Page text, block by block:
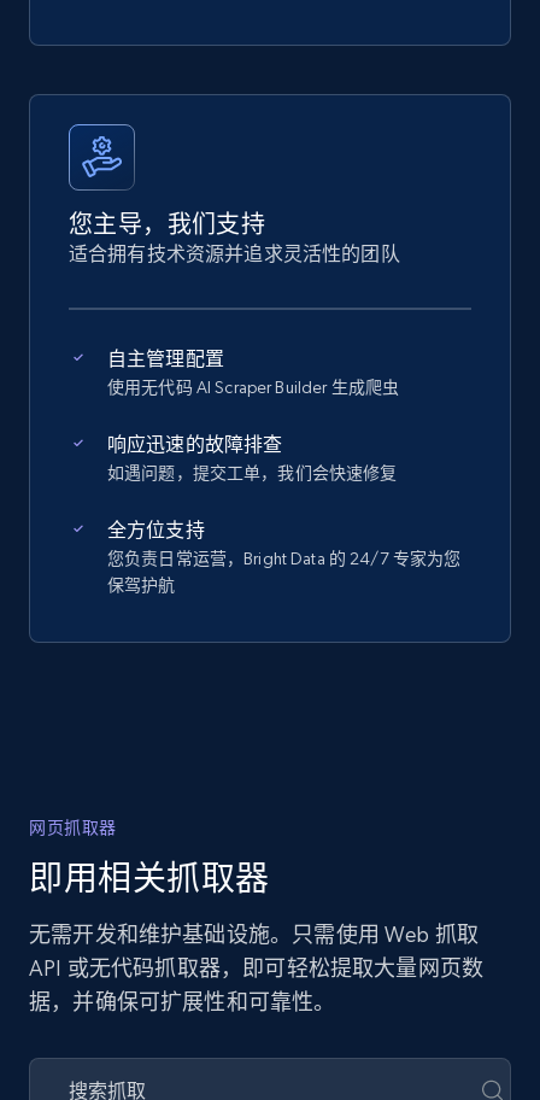
您主导，我们支持
适合拥有技术资源并追求灵活性的团队
自主管理配置
使用无代码 AI Scraper Builder 生成爬虫
响应迅速的故障排查
如遇问题，提交工单，我们会快速修复
全方位支持
您负责日常运营，Bright Data 的 24/7 专家为您
保驾护航
网页抓取器
即用相关抓取器
无需开发和维护基础设施。只需使用 Web 抓取
API 或无代码抓取器，即可轻松提取大量网页数
据，并确保可扩展性和可靠性。